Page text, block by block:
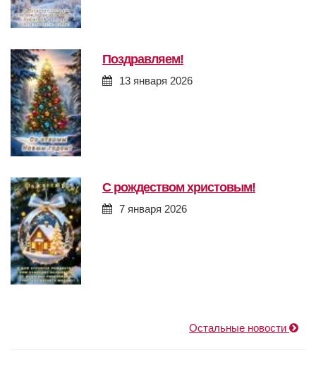
поздравляем!
13 января 2026
с рождеством христовым!
7 января 2026
Остальные новости